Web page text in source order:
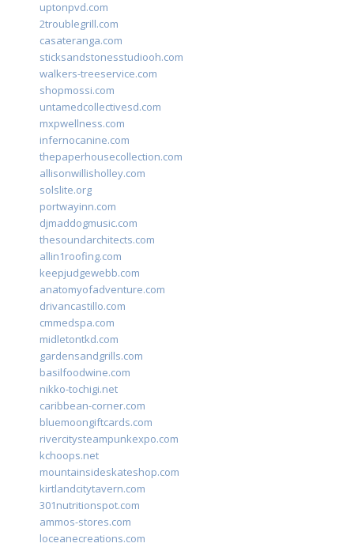
uptonpvd.com
2troublegrill.com
casateranga.com
sticksandstonesstudiooh.com
walkers-treeservice.com
shopmossi.com
untamedcollectivesd.com
mxpwellness.com
infernocanine.com
thepaperhousecollection.com
allisonwillisholley.com
solslite.org
portwayinn.com
djmaddogmusic.com
thesoundarchitects.com
allin1roofing.com
keepjudgewebb.com
anatomyofadventure.com
drivancastillo.com
cmmedspa.com
midletontkd.com
gardensandgrills.com
basilfoodwine.com
nikko-tochigi.net
caribbean-corner.com
bluemoongiftcards.com
rivercitysteampunkexpo.com
kchoops.net
mountainsideskateshop.com
kirtlandcitytavern.com
301nutritionspot.com
ammos-stores.com
loceanecreations.com